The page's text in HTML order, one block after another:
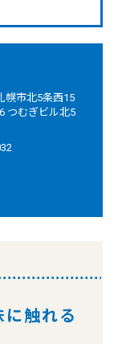
幌市北5条西15
つむぎビル北5
触れる